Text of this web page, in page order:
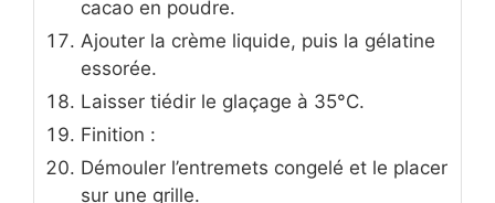
cacao en poudre.
Ajouter la crème liquide, puis la gélatine
essorée.
Laisser tiédir le glaçage à 35°C.
Finition :
Démouler l’entremets congelé et le placer
sur une grille.